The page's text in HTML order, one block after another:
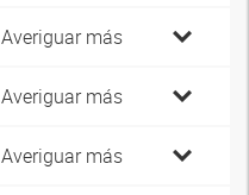
Averiguar más
Averiguar más
Averiguar más